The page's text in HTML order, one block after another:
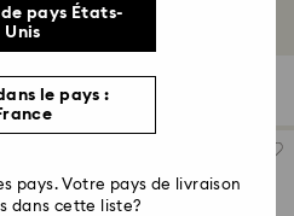
les montres en prodiges de
Filtres
Filtres
pays États-
Unis
le pays :
pays. Votre pays de livraison
dans cette liste?